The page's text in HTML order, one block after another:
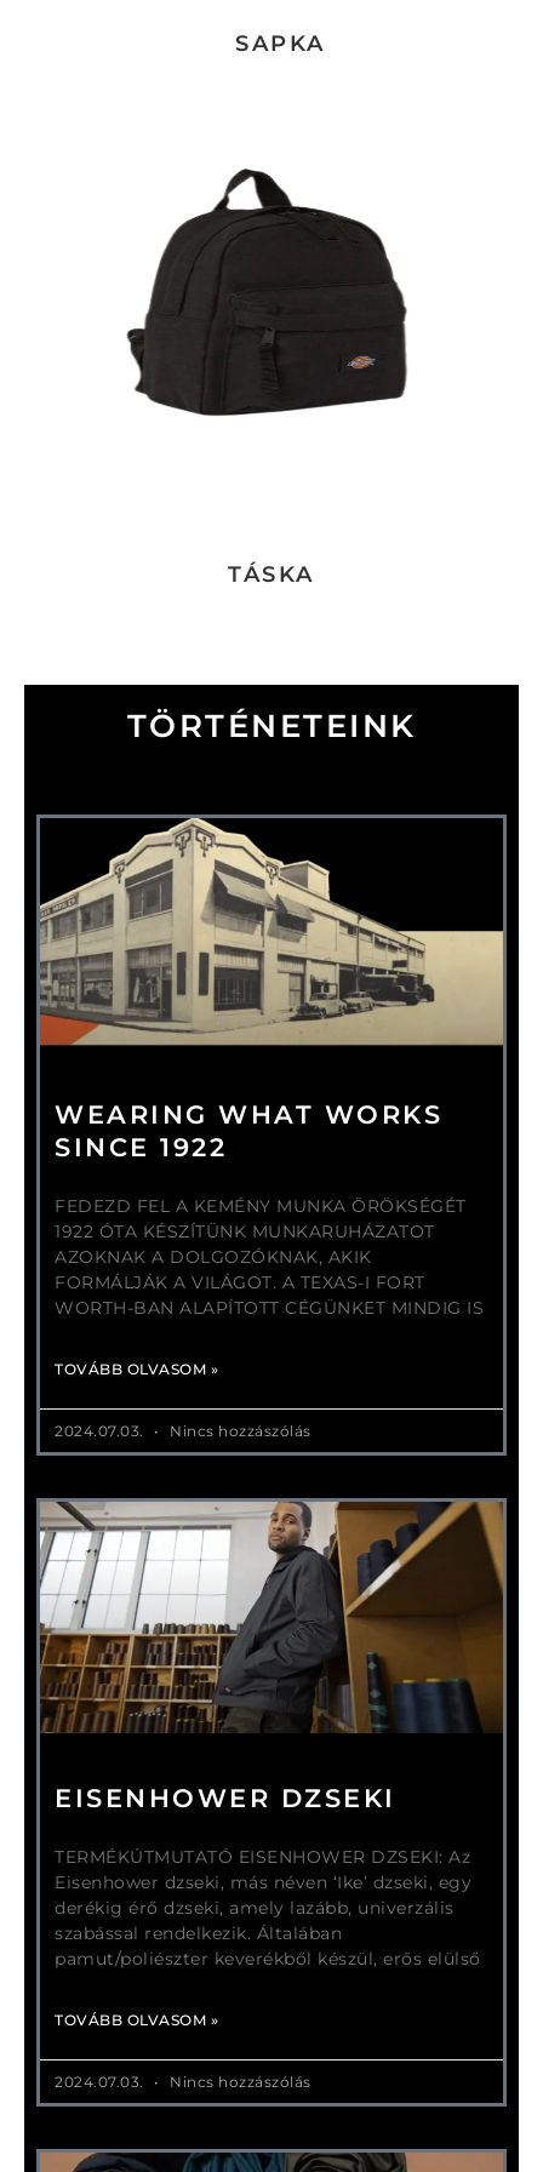
SAPKA
TÁSKA
TÖRTÉN ETEI NK
WEARING WHAT WORKS
SINCE 1922
FEDEZD FEL A KEMÉNY MUNKA ÖRÖKSÉGÉT
1922 ÓTA KÉSZÍTÜNK MUNKARUHÁZATOT
AZOKNAK A DOLGOZÓKNAK, AKIK
FORMÁLJÁK A VILÁGOT. A TEXAS-I FORT
WORTH-BAN ALAPÍTOTT CÉGÜNKET MINDIG IS
TOVÁBB OLVASOM »
2024.07.03. Nincs hozzászólás
EISENHOWER DZSEKI
TERMÉKÚTMUTATÓ EISENHOWER DZSEKI: Az
Eisenhower dzseki, más néven ‘Ike’ dzseki, egy
derékig érő dzseki, amely lazább, univerzális
szabással rendelkezik. Általában
pamut/poliészter keverékből készül, erős elülső
TOVÁBB OLVASOM »
2024.07.03. Nincs hozzászólás